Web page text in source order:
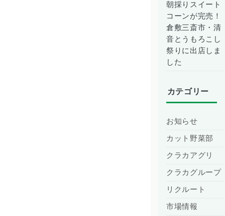
朝採りスイート
コーンが完売！
倉敷三斎市・清
音とうもろこし
祭りに出店しま
した
カテゴリー
お知らせ
カット野菜部
クラカアグリ
クラカグループ
リクルート
市場情報